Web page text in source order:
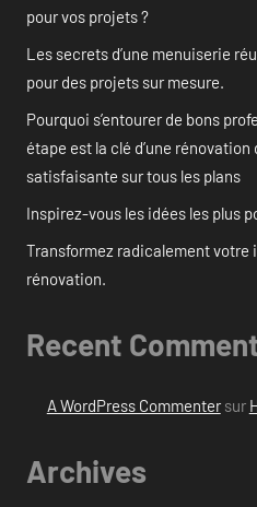
pour vos projets ?
Les secrets d’une menuiserie
pour des projets sur mesure.
Pourquoi s’entourer de bons
étape est la clé d’une
satisfaisante sur tous les plans
Inspirez-vous les idées les plus
Transformez radicalement votre
rénovation.
Recent
A WordPress Commentersur
Archives